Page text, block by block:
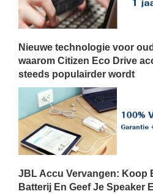
Nieuwe technologie voor
waarom Citizen Eco Drive
steeds populairder wordt
JBL Accu Vervangen: Koop
Batterij En Geef Je Speaker